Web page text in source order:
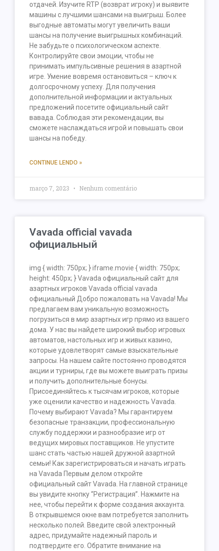
отдачей. Изучите RTP (возврат игроку) и выявите
машины с лучшими шансами на выигрыш. Более
выгодные автоматы могут увеличить ваши
шансы на получение выигрышных комбинаций.
Не забудьте о психологическом аспекте.
Контролируйте свои эмоции, чтобы не
принимать импульсивные решения в азартной
игре. Умение вовремя остановиться – ключ к
долгосрочному успеху. Для получения
дополнительной информации и актуальных
предложений посетите официальный сайт
вавада. Соблюдая эти рекомендации, вы
сможете наслаждаться игрой и повышать свои
шансы на победу.
CONTINUE LENDO »
março 7, 2023 Nenhum comentário
Vavada official vavada
официальный
img { width: 750px; } iframe.movie { width: 750px;
height: 450px; } Vavada официальный сайт для
азартных игроков Vavada official vavada
официальный Добро пожаловать на Vavada! Мы
предлагаем вам уникальную возможность
погрузиться в мир азартных игр прямо из вашего
дома. У нас вы найдете широкий выбор игровых
автоматов, настольных игр и живых казино,
которые удовлетворят самые взыскательные
запросы. На нашем сайте постоянно проводятся
акции и турниры, где вы можете выиграть призы
и получить дополнительные бонусы.
Присоединяйтесь к тысячам игроков, которые
уже оценили качество и надежность Vavada.
Почему выбирают Vavada? Мы гарантируем
безопасные транзакции, профессиональную
службу поддержки и разнообразие игр от
ведущих мировых поставщиков. Не упустите
шанс стать частью нашей дружной азартной
семьи! Как зарегистрироваться и начать играть
на Vavada Первым делом откройте
официальный сайт Vavada. На главной странице
вы увидите кнопку “Регистрация”. Нажмите на
нее, чтобы перейти к форме создания аккаунта.
В открывшемся окне вам потребуется заполнить
несколько полей. Введите свой электронный
адрес, придумайте надежный пароль и
подтвердите его. Обратите внимание на